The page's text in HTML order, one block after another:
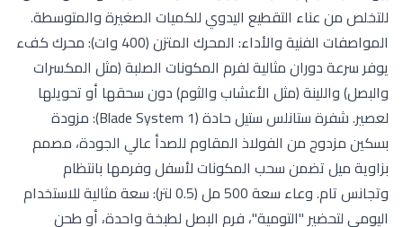
للتخلص من عناء التقطيع اليدوي للكميات الصغيرة والمتوسطة.
المواصفات الفنية والأداء: المحرك المتزن (400 وات): محرك كفء
يوفر سرعة دوران مثالية لفرم المكونات الصلبة (مثل المكسرات
والبصل) واللينة (مثل الأعشاب والثوم) دون سحقها أو تحويلها
لعصير. شفرة ستانلس ستيل حادة (1 Blade System): مزودة
بسكين مزدوج من الفولاذ المقاوم للصدأ عالي الجودة، مصمم
بزاوية ميل تضمن سحب المكونات لأسفل وفرمها بانتظام
وتجانس تام. وعاء سعة 500 مل (0.5 لتر): سعة مثالية للاستخدام
اليومي لتحضير "التومية"، فرم البصل لطبخة واحدة، أو طحن